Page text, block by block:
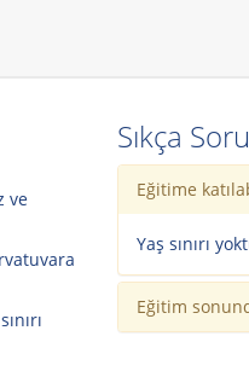
ve
Sıkça
Eğitime
Yaş sınırı
Eğitim